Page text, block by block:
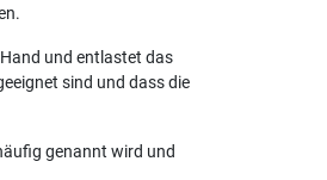
und entlastet das
sind und dass die
genannt wird und